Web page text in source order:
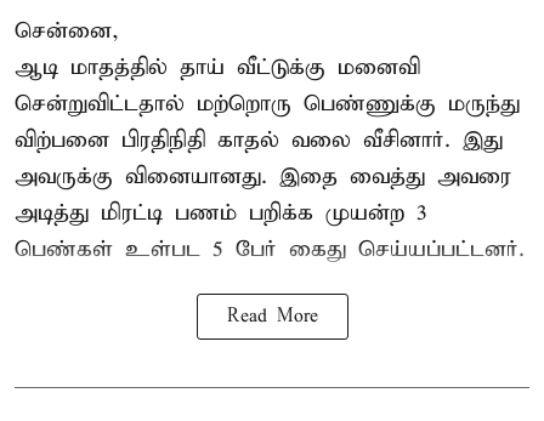
சென்னை,
ஆடி மாதத்தில் தாய் வீட்டுக்கு மனைவி
சென்றுவிட்டதால் மற்றொரு பெண்ணுக்கு மருந்து
விற்பனை பிரதிநிதி காதல் வலை வீசினார். இது
அவருக்கு வினையானது. இதை வைத்து அவரை
அடித்து மிரட்டி பணம் பறிக்க முயன்ற 3
பெண்கள் உள்பட 5 பேர் கைது செய்யப்பட்டனர்.
Read More